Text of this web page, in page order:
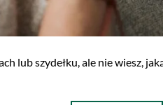
lub szydełku, ale nie wiesz,